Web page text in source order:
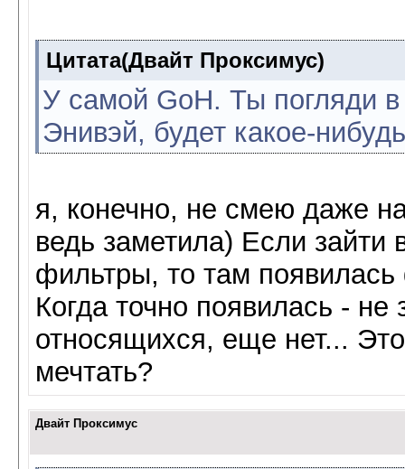
Цитата(Двайт Проксимус)
У самой GoH. Ты погляди
Энивэй, будет какое-
я, конечно, не смею даже
ведь заметила) Если зайти
фильтры, то там
Когда точно появилась -
относящихся, еще нет...
мечтать?
Двайт Проксимус